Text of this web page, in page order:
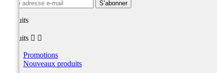
produits
produits  
Promotions
Nouveaux produits